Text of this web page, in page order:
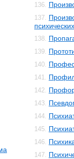
136.
137.
138.
139.
140.
141.
142.
143.
144.
145.
146.
147.